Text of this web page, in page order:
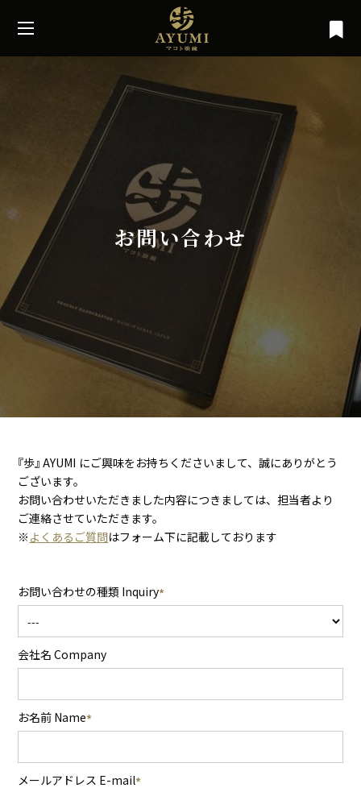
お問い合わせ
『歩』AYUMI にご興味をお持ちくださいまして、誠にありがとう
ございます。
お問い合わせいただきました内容につきましては、担当者より
ご連絡させていただきます。
※ よくあるご質問はフォーム下に記載しております
お問い合わせの種類 Inquiry
会社名 Company
お名前 Name
メールアドレス E-mail